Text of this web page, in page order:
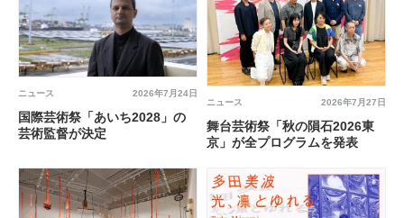
2026年7月24日
ニュース
国際芸術祭「あいち2028」の
芸術監督が決定
2026年7月27日
ニュース
舞台芸術祭「秋の隕石2026東
京」が全プログラムを発表